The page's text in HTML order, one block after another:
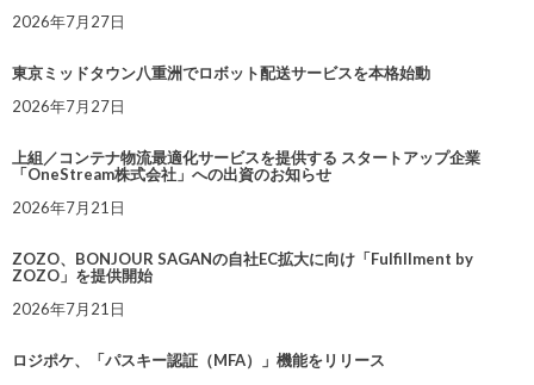
2026年7月27日
東京ミッドタウン八重洲でロボット配送サービスを本格始動
2026年7月27日
上組／コンテナ物流最適化サービスを提供する スタートアップ企業
「OneStream株式会社」への出資のお知らせ
2026年7月21日
ZOZO、BONJOUR SAGANの自社EC拡大に向け「Fulfillment by
ZOZO」を提供開始
2026年7月21日
ロジポケ、「パスキー認証（MFA）」機能をリリース